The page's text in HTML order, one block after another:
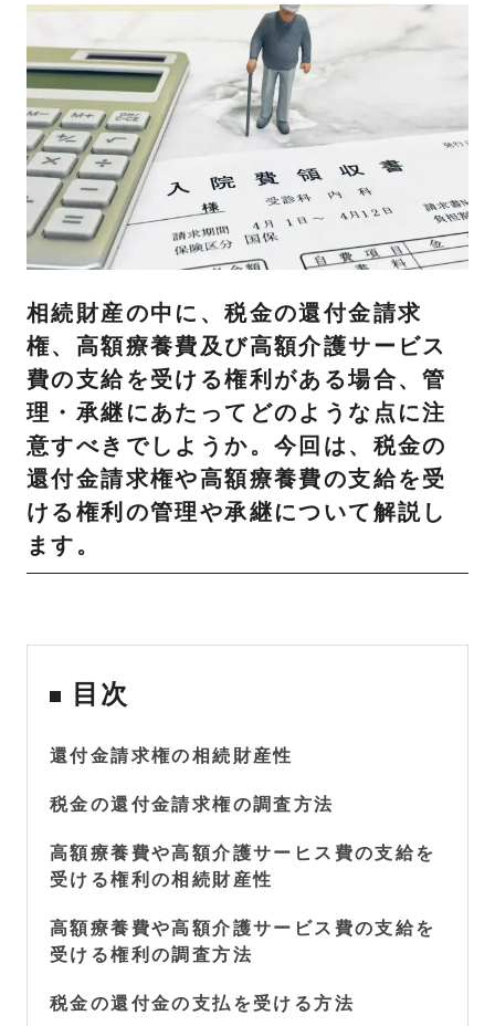
相続財産の中に、税金の還付金請求
権、高額療養費及び高額介護サービス
費の支給を受ける権利がある場合、管
理・承継にあたってどのような点に注
意すべきでしようか。今回は、税金の
還付金請求権や高額療養費の支給を受
ける権利の管理や承継について解説し
ます。
目次
還付金請求権の相続財産性
税金の還付金請求権の調査方法
高額療養費や高額介護サーヒス費の支給を
受ける権利の相続財産性
高額療養費や高額介護サービス費の支給を
受ける権利の調査方法
税金の還付金の支払を受ける方法